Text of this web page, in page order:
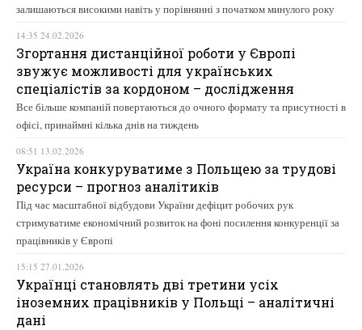
залишаються високими навіть у порівнянні з початком минулого року
14:35 24.02.2026
Згортання дистанційної роботи у Європі
звужує можливості для українських
спеціалістів за кордоном – дослідження
Все більше компаній повертаються до очного формату та присутності в
офісі, принаймні кілька днів на тиждень
08:51 13.02.2026
Україна конкуруватиме з Польщею за трудові
ресурси – прогноз аналітиків
Під час масштабної відбудови України дефіцит робочих рук
стримуватиме економічний розвиток на фоні посилення конкуренції за
працівників у Європі
15:15 27.01.2026
Українці становлять дві третини усіх
іноземних працівників у Польщі – аналітичні
дані